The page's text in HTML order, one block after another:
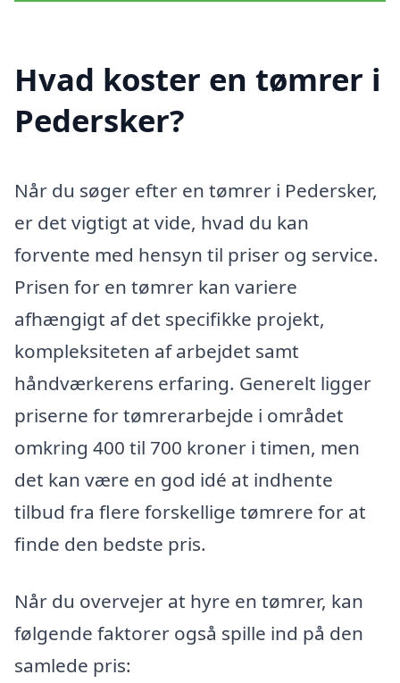
Hvad koster en tømrer i
Pedersker?
Når du søger efter en tømrer i Pedersker,
er det vigtigt at vide, hvad du kan
forvente med hensyn til priser og service.
Prisen for en tømrer kan variere
afhængigt af det specifikke projekt,
kompleksiteten af arbejdet samt
håndværkerens erfaring. Generelt ligger
priserne for tømrerarbejde i området
omkring 400 til 700 kroner i timen, men
det kan være en god idé at indhente
tilbud fra flere forskellige tømrere for at
finde den bedste pris.
Når du overvejer at hyre en tømrer, kan
følgende faktorer også spille ind på den
samlede pris: